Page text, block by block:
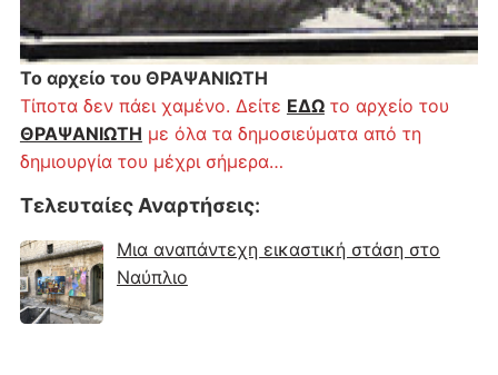
Το αρχείο του ΘΡΑΨΑΝΙΩΤΗ
Τίποτα δεν πάει χαμένο. Δείτε ΕΔΩτο αρχείο του
ΘΡΑΨΑΝΙΩΤΗ με όλα τα δημοσιεύματα από τη
δημιουργία του μέχρι σήμερα…
Τελευταίες Αναρτήσεις:
Μια αναπάντεχη εικαστική στάση στο
Ναύπλιο